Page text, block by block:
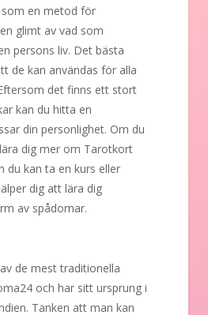
en metod för
glimt av vad som
persons liv. Det bästa
de kan användas för alla
det finns ett stort
kan du hitta en
din personlighet. Om du
dig mer om Tarotkort
du kan ta en kurs eller
dig att lära dig
av spådomar.
de mest traditionella
och har sitt ursprung i
Tanken att man kan